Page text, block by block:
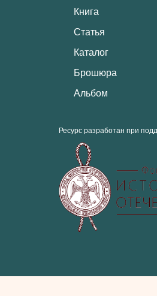
Книга
Статья
Каталог
Брошюра
Альбом
Ресурс разработан при